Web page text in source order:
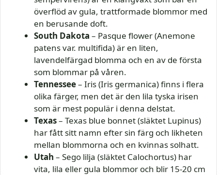
överflöd av gula, trattformade blommor med
en berusande doft.
South Dakota – Pasque flower (Anemone
patens var. multifida) är en liten,
lavendelfärgad blomma och en av de första
som blommar på våren.
Tennessee– Iris (Iris germanica) finns i flera
olika färger, men det är den lila tyska irisen
som är mest populär i denna delstat.
Texas– Texas blue bonnet (släktet Lupinus)
har fått sitt namn efter sin färg och likheten
mellan blommorna och en kvinnas solhatt.
Utah – Sego lilja (släktet Calochortus) har
vita, lila eller gula blommor och blir 15-20 cm